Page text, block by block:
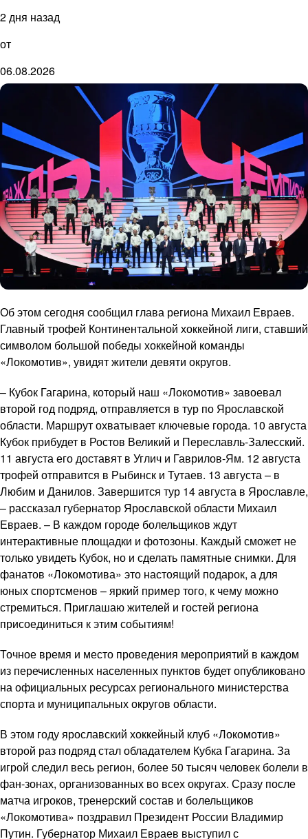
2 дня назад
от
06.08.2026
Об этом сегодня сообщил глава региона Михаил Евраев.
Главный трофей Континентальной хоккейной лиги, ставший
символом большой победы хоккейной команды
«Локомотив», увидят жители девяти округов.
– Кубок Гагарина, который наш «Локомотив» завоевал
второй год подряд, отправляется в тур по Ярославской
области. Маршрут охватывает ключевые города. 10 августа
Кубок прибудет в Ростов Великий и Переславль-Залесский.
11 августа его доставят в Углич и Гаврилов-Ям. 12 августа
трофей отправится в Рыбинск и Тутаев. 13 августа – в
Любим и Данилов. Завершится тур 14 августа в Ярославле,
– рассказал губернатор Ярославской области Михаил
Евраев. – В каждом городе болельщиков ждут
интерактивные площадки и фотозоны. Каждый сможет не
только увидеть Кубок, но и сделать памятные снимки. Для
фанатов «Локомотива» это настоящий подарок, а для
юных спортсменов – яркий пример того, к чему можно
стремиться. Приглашаю жителей и гостей региона
присоединиться к этим событиям!
Точное время и место проведения мероприятий в каждом
из перечисленных населенных пунктов будет опубликовано
на официальных ресурсах регионального министерства
спорта и муниципальных округов области.
В этом году ярославский хоккейный клуб «Локомотив»
второй раз подряд стал обладателем Кубка Гагарина. За
игрой следил весь регион, более 50 тысяч человек болели в
фан-зонах, организованных во всех округах. Сразу после
матча игроков, тренерский состав и болельщиков
«Локомотива» поздравил Президент России Владимир
Путин. Губернатор Михаил Евраев выступил с